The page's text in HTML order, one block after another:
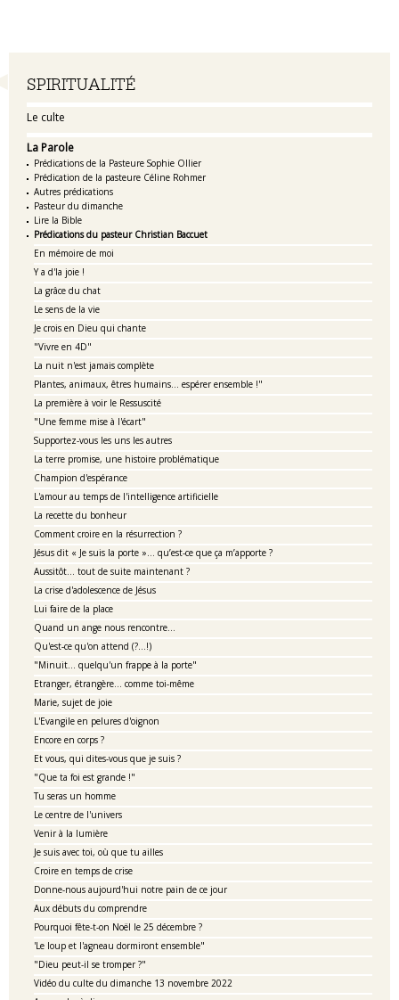
Navigation
SPIRITUALITÉ
Le culte
La Parole
Prédications de la Pasteure Sophie Ollier
Prédication de la pasteure Céline Rohmer
Autres prédications
Pasteur du dimanche
Lire la Bible
Prédications du pasteur Christian Baccuet
En mémoire de moi
Y a d'la joie !
La grâce du chat
Le sens de la vie
Je crois en Dieu qui chante
"Vivre en 4D"
La nuit n'est jamais complète
Plantes, animaux, êtres humains... espérer ensemble !"
La première à voir le Ressuscité
"Une femme mise à l'écart"
Supportez-vous les uns les autres
La terre promise, une histoire problématique
Champion d'espérance
L'amour au temps de l'intelligence artificielle
La recette du bonheur
Comment croire en la résurrection ?
Jésus dit « Je suis la porte »… qu’est-ce que ça m’apporte ?
Aussitôt... tout de suite maintenant ?
La crise d'adolescence de Jésus
Lui faire de la place
Quand un ange nous rencontre...
Qu'est-ce qu'on attend (?...!)
"Minuit... quelqu'un frappe à la porte"
Etranger, étrangère... comme toi-même
Marie, sujet de joie
L'Evangile en pelures d'oignon
Encore en corps ?
Et vous, qui dites-vous que je suis ?
"Que ta foi est grande !"
Tu seras un homme
Le centre de l'univers
Venir à la lumière
Je suis avec toi, où que tu ailles
Croire en temps de crise
Donne-nous aujourd'hui notre pain de ce jour
Aux débuts du comprendre
Pourquoi fête-t-on Noël le 25 décembre ?
'Le loup et l'agneau dormiront ensemble"
"Dieu peut-il se tromper ?"
Vidéo du culte du dimanche 13 novembre 2022